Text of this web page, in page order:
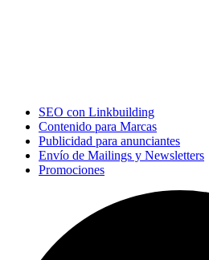
SEO con Linkbuilding
Contenido para Marcas
Publicidad para anunciantes
Envío de Mailings y Newsletters
Promociones